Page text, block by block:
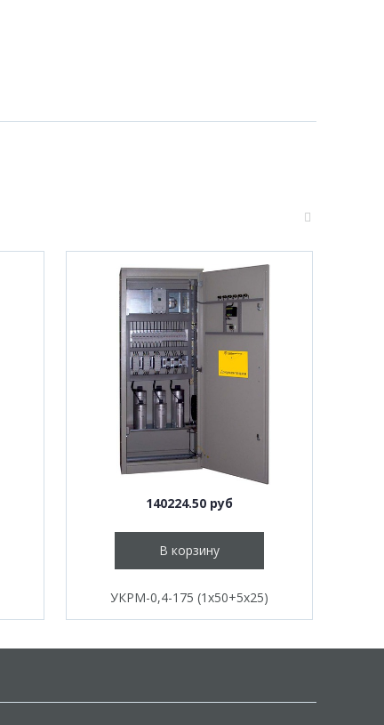
140224.50 руб
В корзину
УКРМ-0,4-175 (1х50+5х25)